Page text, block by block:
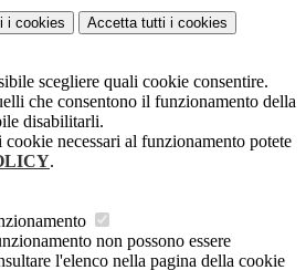
i cookies Accetta tutti i cookies
scegliere quali cookie consentire.
che consentono il funzionamento della
disabilitarli.
necessari al funzionamento potete
.
non possono essere
l'elenco nella pagina della cookie